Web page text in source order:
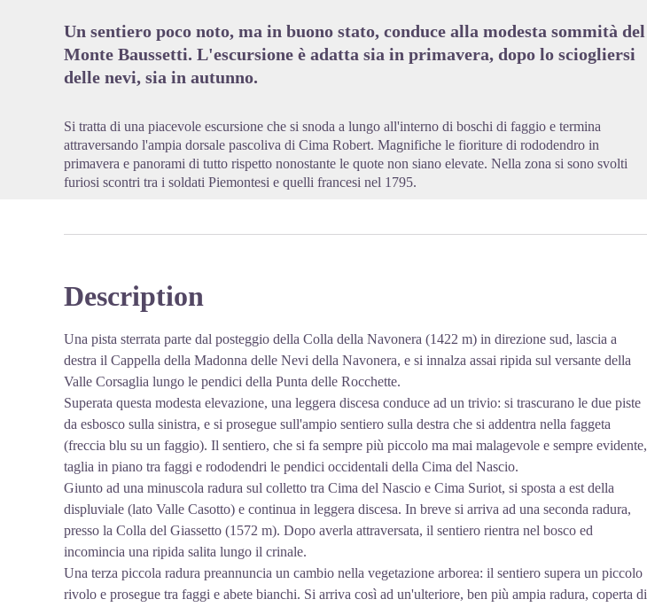
Un sentiero poco noto, ma in buono stato, conduce alla modesta sommità del
Monte Baussetti. L'escursione è adatta sia in primavera, dopo lo sciogliersi
delle nevi, sia in autunno.
Si tratta di una piacevole escursione che si snoda a lungo all'interno di boschi di faggio e termina
attraversando l'ampia dorsale pascoliva di Cima Robert. Magnifiche le fioriture di rododendro in
primavera e panorami di tutto rispetto nonostante le quote non siano elevate. Nella zona si sono svolti
furiosi scontri tra i soldati Piemontesi e quelli francesi nel 1795.
Description
Una pista sterrata parte dal posteggio della Colla della Navonera (1422 m) in direzione sud, lascia a
destra il Cappella della Madonna delle Nevi della Navonera, e si innalza assai ripida sul versante della
Valle Corsaglia lungo le pendici della Punta delle Rocchette.
Superata questa modesta elevazione, una leggera discesa conduce ad un trivio: si trascurano le due piste
da esbosco sulla sinistra, e si prosegue sull'ampio sentiero sulla destra che si addentra nella faggeta
(freccia blu su un faggio). Il sentiero, che si fa sempre più piccolo ma mai malagevole e sempre evidente,
taglia in piano tra faggi e rododendri le pendici occidentali della Cima del Nascio.
Giunto ad una minuscola radura sul colletto tra Cima del Nascio e Cima Suriot, si sposta a est della
displuviale (lato Valle Casotto) e continua in leggera discesa. In breve si arriva ad una seconda radura,
presso la Colla del Giassetto (1572 m). Dopo averla attraversata, il sentiero rientra nel bosco ed
incomincia una ripida salita lungo il crinale.
Una terza piccola radura preannuncia un cambio nella vegetazione arborea: il sentiero supera un piccolo
rivolo e prosegue tra faggi e abete bianchi. Si arriva così ad un'ulteriore, ben più ampia radura, coperta di